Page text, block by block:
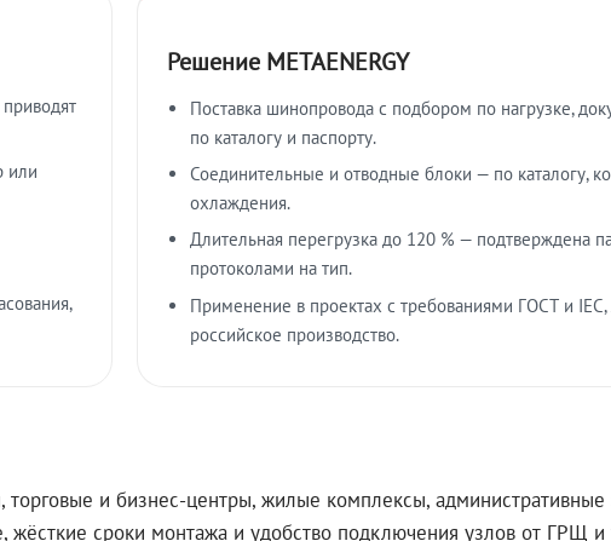
или
Решение METAENERGY
Поставка шинопровода с подбором по нагрузке,
по каталогу и паспорту.
Соединительные и отводные блоки — по каталогу,
охлаждения.
Длительная перегрузка до 120 % — подтверждена
протоколами на тип.
Применение в проектах с требованиями ГОСТ и IEC,
российское производство.
и бизнес-центры, жилые комплексы,
жёсткие сроки монтажа и удобство подключения узлов от ГРЩ